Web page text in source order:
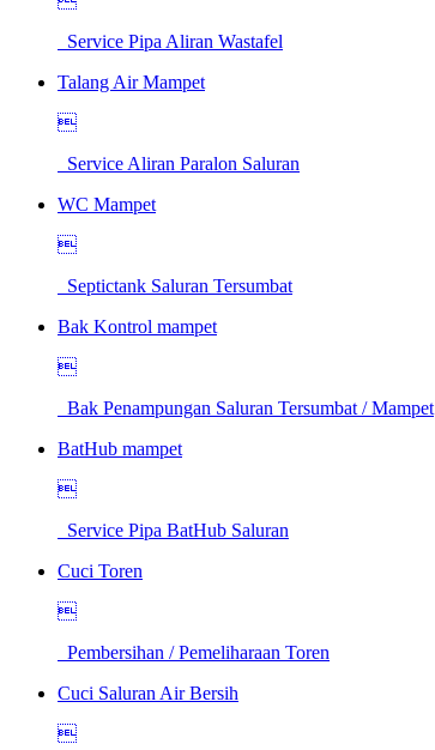
Service Pipa Aliran Wastafel
Talang Air Mampet

Service Aliran Paralon Saluran
WC Mampet

Septictank Saluran Tersumbat
Bak Kontrol mampet

Bak Penampungan Saluran Tersumbat / Mampet
BatHub mampet

Service Pipa BatHub Saluran
Cuci Toren

Pembersihan / Pemeliharaan Toren
Cuci Saluran Air Bersih
